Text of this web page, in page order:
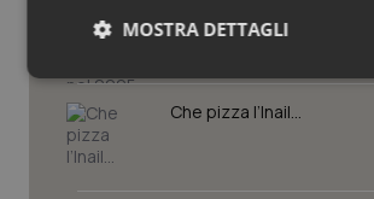
Vaccini
numero più alto degli
Che pizza l’Inail…
MOSTRA DETTAGLI
Necessari Statistici